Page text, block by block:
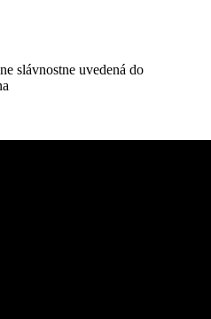
slávnostne uvedená do